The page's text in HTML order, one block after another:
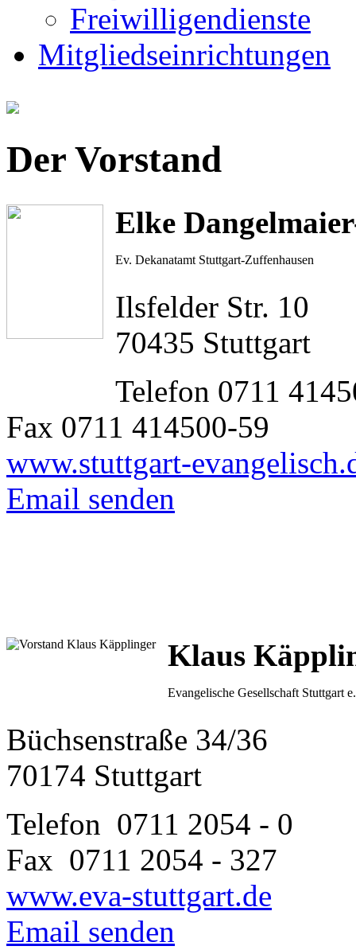
Freiwilligendienste
Mitgliedseinrichtungen
Der Vorstand
Elke
Ev. Dekanatamt Stuttgart-Zuffenhausen
Ilsfelder Str. 10
70435 Stuttgart
Telefon 0711
Fax 0711 414500-59
www.stuttgart-
Email senden
Klaus
Evangelische Gesellschaft Stuttgart
Büchsenstraße 34/36
70174 Stuttgart
Telefon 0711 2054 - 0
Fax 0711 2054 - 327
www.eva-stuttgart.de
Email senden